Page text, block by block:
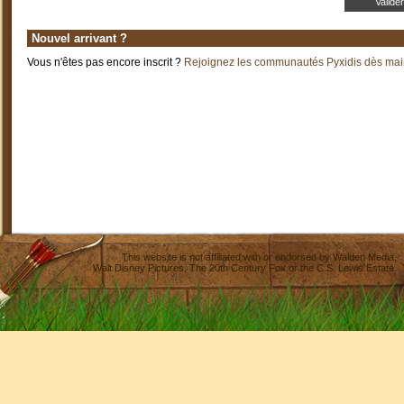
Nouvel arrivant ?
Vous n'êtes pas encore inscrit ? Rejoignez les communautés Pyxidis dès
This website is not affiliated with or endorsed byWalden Media
Walt Disney Pictures,The 20th Century Fox or the C.S. Lewis Estate.